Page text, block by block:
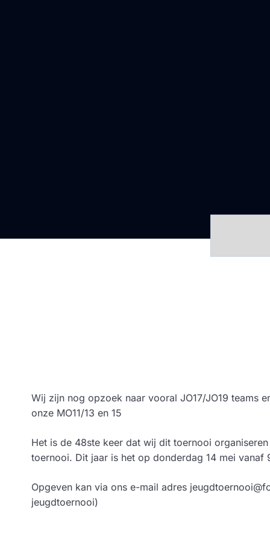
Wij zijn nog opzoek naar vooral JO17/JO19 teams
onze MO11/13 en 15
Het is de 48ste keer dat wij dit toernooi
toernooi. Dit jaar is het op donderdag 14 mei vanaf
Opgeven kan via ons e-mail adres
jeugdtoernooi)